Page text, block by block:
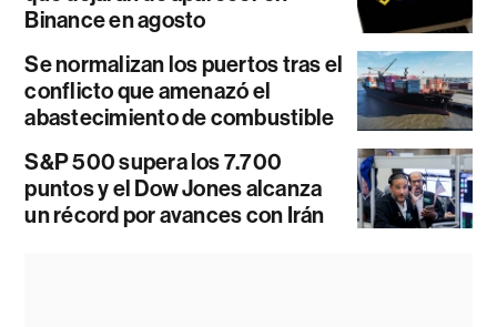
Binance en agosto
Se normalizan los puertos tras el
conflicto que amenazó el
abastecimiento de combustible
S&P 500 supera los 7.700
puntos y el Dow Jones alcanza
un récord por avances con Irán